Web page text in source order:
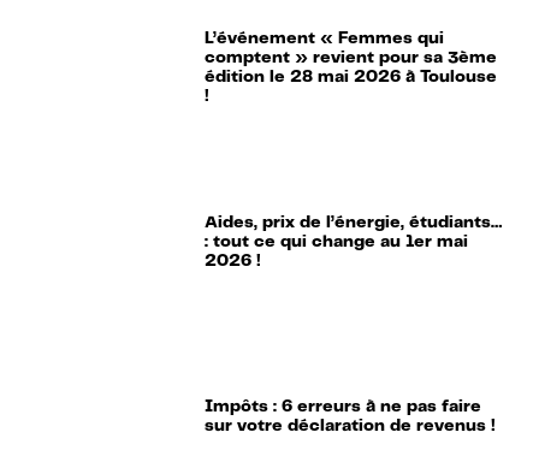
L’événement « Femmes qui
comptent » revient pour sa 3ème
édition le 28 mai 2026 à Toulouse
!
Aides, prix de l’énergie, étudiants…
: tout ce qui change au 1er mai
2026 !
Impôts : 6 erreurs à ne pas faire
sur votre déclaration de revenus !